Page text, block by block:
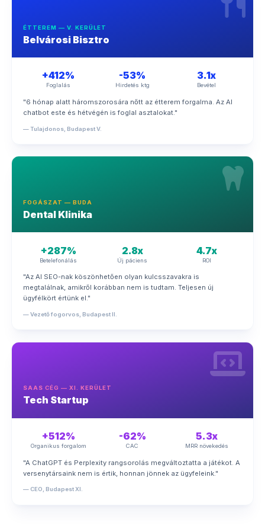
ÉTTEREM — V. KERÜLET
Belvárosi Bisztro
+412%
Foglalás
-53%
Hirdetés ktg
3.1x
Bevétel
"6 hónap alatt háromszorosára nőtt az étterem forgalma. Az AI
chatbot este és hétvégén is foglal asztalokat."
— Tulajdonos, Budapest V.
FOGÁSZAT — BUDA
Dental Klinika
+287%
Betelefonálás
2.8x
Új páciens
4.7x
ROI
"Az AI SEO-nak köszönhetően olyan kulcsszavakra is
megtalálnak, amikről korábban nem is tudtam. Teljesen új
ügyfélkört értünk el."
— Vezető fogorvos, Budapest II.
SAAS CÉG — XI. KERÜLET
Tech Startup
+512%
Organikus forgalom
-62%
CAC
5.3x
MRR növekedés
"A ChatGPT és Perplexity rangsorolás megváltoztatta a játékot. A
versenytársaink nem is értik, honnan jönnek az ügyfeleink."
— CEO, Budapest XI.